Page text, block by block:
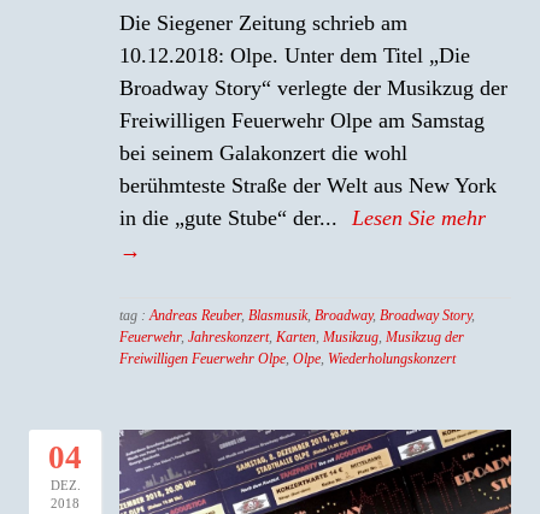
Die Siegener Zeitung schrieb am
10.12.2018: Olpe. Unter dem Titel „Die
Broadway Story“ verlegte der Musikzug der
Freiwilligen Feuerwehr Olpe am Samstag
bei seinem Galakonzert die wohl
berühmteste Straße der Welt aus New York
in die „gute Stube“ der...
Lesen Sie mehr
→
tag : Andreas Reuber, Blasmusik, Broadway, Broadway Story,
Feuerwehr, Jahreskonzert, Karten Musikzug Musikzug der
Freiwilligen Feuerwehr Olpe Olpe Wiederholungskonzert
04
DEZ.
2018